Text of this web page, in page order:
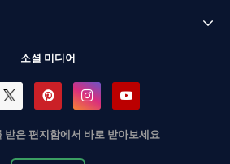
소셜 미디어
받은 편지함에서 바로 받아보세요